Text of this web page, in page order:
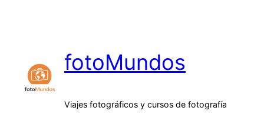
fotoMundos
Viajes fotográficos y cursos de fotografía